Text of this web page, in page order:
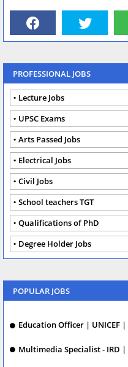
PROFESSIONAL JOBS
Lecture Jobs
UPSC Exams
Arts Passed Jobs
Electrical Jobs
Civil Jobs
School teachers TGT
Qualifications of PhD
Degree Holder Jobs
POPULAR JOBS
Education Officer | UNICEF
Multimedia Specialist - IRD |